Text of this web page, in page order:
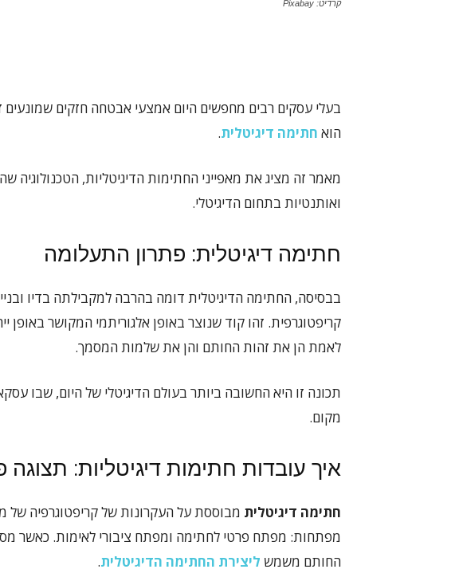
קרדיט: Pixabay
בעלי עסקים רבים מחפשים היום אמצעי אבטחה חזקים שמונעים
הוא חתימה דיגיטלית.
מאמר זה מציג את מאפייני החתימות הדיגיטליות,
ואותנטיות בתחום הדיגיטלי.
חתימה דיגיטלית: פתרון התעלומה
בבסיסה, החתימה הדיגיטלית דומה בהרבה למקבילתה בדיו
קריפטוגרפית. זהו קוד שנוצר באופן אלגוריתמי המקושר באופן
לאמת הן את זהות החותם והן את שלמות המסמך.
תכונה זו היא החשובה ביותר בעולם הדיגיטלי של היום, שבו
מקום.
איך עובדות חתימות דיגיטליות:
חתימה דיגיטלית מבוססת על העקרונות של קריפטוגרפיה
מפתחות: מפתח פרטי לחתימה ומפתח ציבורי לאימות. כאשר
החותם משמש ליצירת החתימה הדיגיטלית.